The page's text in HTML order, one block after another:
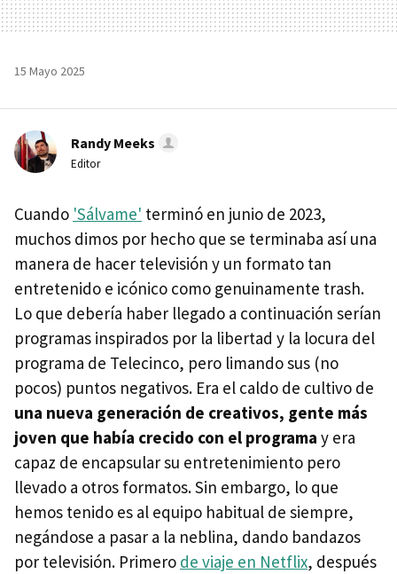
15 Mayo 2025
Randy Meeks
Editor
Cuando 'Sálvame' terminó en junio de 2023,
muchos dimos por hecho que se terminaba así una
manera de hacer televisión y un formato tan
entretenido e icónico como genuinamente trash.
Lo que debería haber llegado a continuación serían
programas inspirados por la libertad y la locura del
programa de Telecinco, pero limando sus (no
pocos) puntos negativos. Era el caldo de cultivo de
una nueva generación de creativos, gente más
joven que había crecido con el programa y era
capaz de encapsular su entretenimiento pero
llevado a otros formatos. Sin embargo, lo que
hemos tenido es al equipo habitual de siempre,
negándose a pasar a la neblina, dando bandazos
por televisión. Primero de viaje en Netflix, después